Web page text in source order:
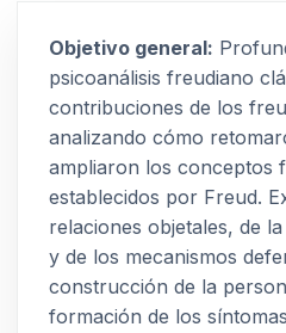
Objetivo general:
psicoanálisis freudiano
contribuciones de los
analizando cómo
ampliaron los conceptos
establecidos por Freud.
relaciones objetales, de
y de los mecanismos
construcción de la
formación de los